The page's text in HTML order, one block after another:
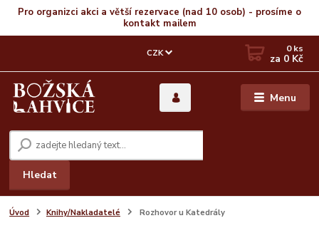
Pro organizci akci a větší rezervace (nad 10 osob) - prosíme o
kontakt mailem
Menu
CZK
Hledat
0ks
za 0 Kč
Úvod Knihy/Nakladatelé Rozhovor u Katedrály